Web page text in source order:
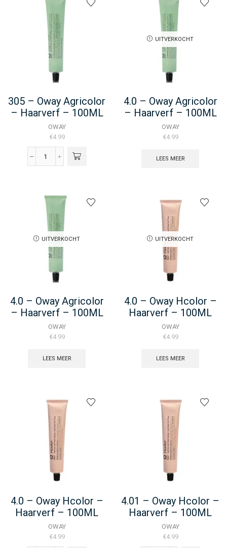
305 – Oway Agricolor
– Haarverf – 100ML
OWAY
€4.99
305
-
Haarverf
100ML
aantal
UITVERKOCHT
4.0 – Oway Agricolor
– Haarverf – 100ML
OWAY
€4.99
LEES MEER
UITVERKOCHT
4.0 – Oway Agricolor
– Haarverf – 100ML
– (Duplicate
Imported From
OWAY
€4.99
LEES MEER
UITVERKOCHT
4.0 – Oway Hcolor –
Haarverf – 100ML
OWAY
€4.99
LEES MEER
4.0 – Oway Hcolor –
Haarverf – 100ML
OWAY
€4.99
4.01 – Oway Hcolor –
Haarverf – 100ML
OWAY
€4.99